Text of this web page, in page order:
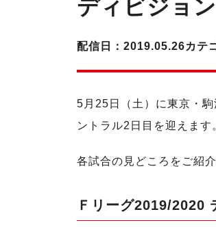
ディビジョ
カテ
配信日：2019.05.26
5月25日（土）に東京・
ントラル2日目を迎えます
各試合の見どころをご紹介
Ｆリーグ2019/2020